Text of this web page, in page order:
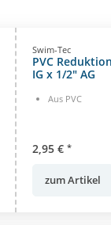
Swim-Tec
PVC
IG x 1/2" AG
Aus PVC
2,95 € *
zum Artikel